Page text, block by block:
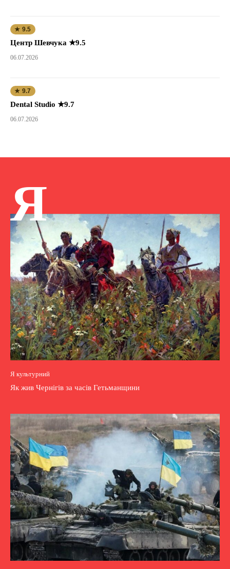
★ 9.5
Центр Шевчука ★9.5
06.07.2026
★ 9.7
Dental Studio ★9.7
06.07.2026
Я
Я культурний
Як жив Чернігів за часів Гетьманщини